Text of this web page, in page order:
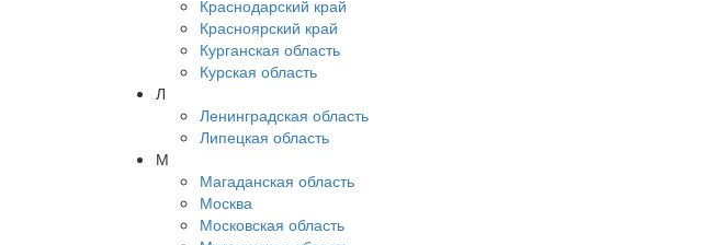
Краснодарский край
Красноярский край
Курганская область
Курская область
Л
Ленинградская область
Липецкая область
М
Магаданская область
Москва
Московская область